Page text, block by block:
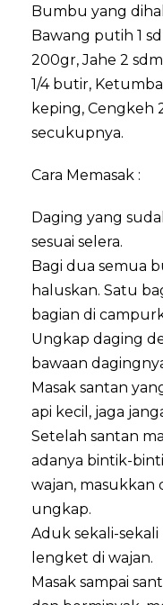
Bumbu yang
Bawang putih 1
200gr, Jahe 2
1/4 butir,
keping, Cengkeh
secukupnya.
Cara Memasak :
Daging yang
sesuai selera.
Bagi dua semua
haluskan. Satu
bagian di
Ungkap daging
bawaan
Masak santan
api kecil, jaga
Setelah santan
adanya bintik-
wajan, masukkan
ungkap.
Aduk sekali-
lengket di wajan.
Masak sampai